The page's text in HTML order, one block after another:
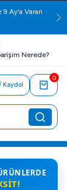
9 Ay'a Varan
Nerede?
Kaydol
0